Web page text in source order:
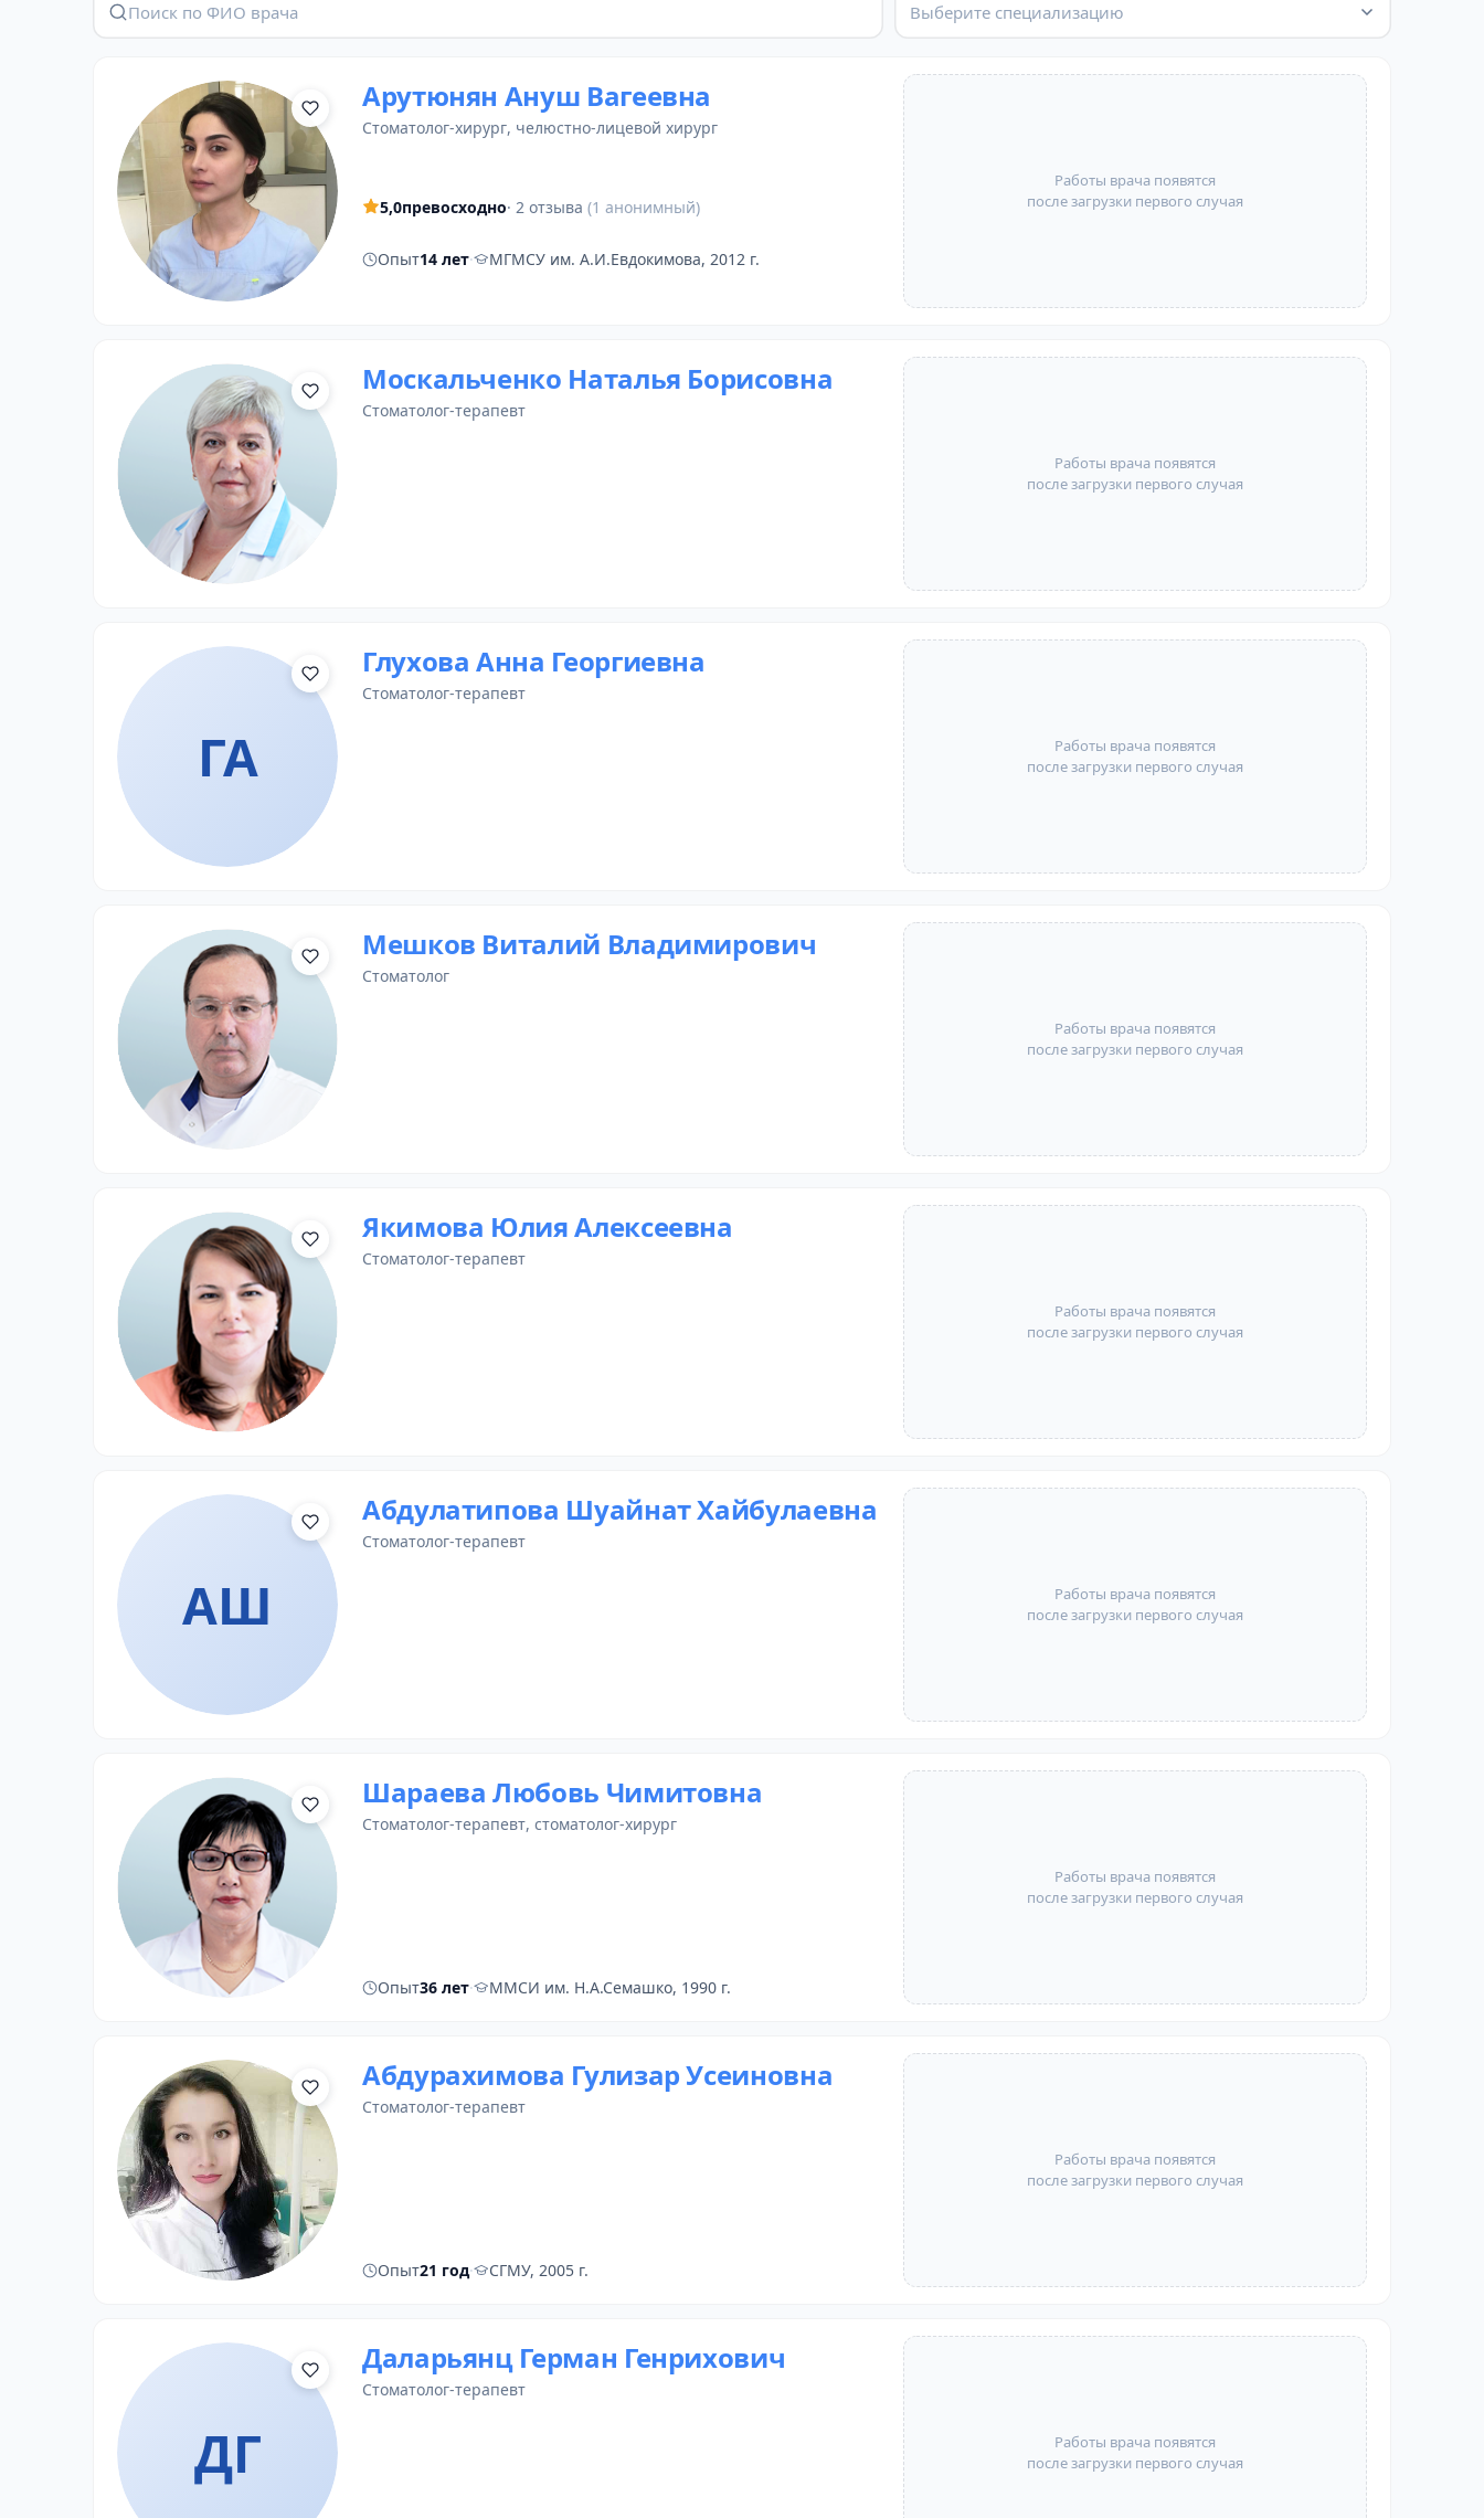
Выберите специализацию
Арутюнян Ануш Вагеевна
стоматолог-хирург, челюстно-лицевой хирург
5,0превосходно· 2 отзыва (1 анонимный)
Опыт14 лет· МГМСУ им. А.И.Евдокимова, 2012 г.
Работы врача появятся
после загрузки первого случая
Москальченко Наталья Борисовна
стоматолог-терапевт
Работы врача появятся
после загрузки первого случая
ГА
Глухова Анна Георгиевна
стоматолог-терапевт
Работы врача появятся
после загрузки первого случая
Мешков Виталий Владимирович
стоматолог
Работы врача появятся
после загрузки первого случая
Якимова Юлия Алексеевна
стоматолог-терапевт
Работы врача появятся
после загрузки первого случая
АШ
Абдулатипова Шуайнат Хайбулаевна
стоматолог-терапевт
Работы врача появятся
после загрузки первого случая
Шараева Любовь Чимитовна
стоматолог-терапевт, стоматолог-хирург
Опыт36 лет· ММСИ им. Н.А.Семашко, 1990 г.
Работы врача появятся
после загрузки первого случая
Абдурахимова Гулизар Усеиновна
стоматолог-терапевт
Опыт21 год· СГМУ, 2005 г.
Работы врача появятся
после загрузки первого случая
ДГ
Даларьянц Герман Генрихович
стоматолог-терапевт
Работы врача появятся
после загрузки первого случая